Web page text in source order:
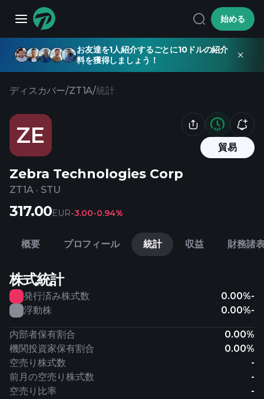
始める
お友達を1人紹介するごとに10ドルの紹介
料を獲得しましょう！
ディスカバー/ZT1A/統計
ZE 貿易
Zebra Technologies Corp
ZT1A · STU
317.00EUR-3.00-0.94%
概要 プロフィール 統計 収益 財務諸
株式統計
発行済み株式数 0.00%-
浮動株
0.00%-
内部者保有割合
0.00%
機関投資家保有割合
0.00%
空売り株式数
-
前月の空売り株式数
-
空売り比率
-